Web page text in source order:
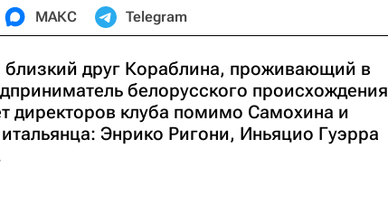
МАКС Telegram
близкий друг Кораблина, проживающий в
белорусского происхождения
директоров клуба помимо Самохина и
Энрико Ригони, Иньяцио Гуэрра